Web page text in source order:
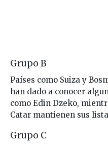
Grupo B
Países como Suiza y
han dado a conocer
como Edin Dzeko,
Catar mantienen sus
Grupo C